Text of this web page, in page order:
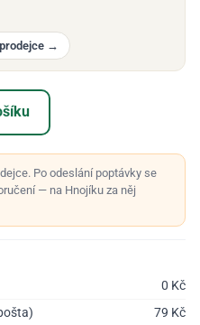
→
Po odeslání poptávky se
— na Hnojíku za něj
0 Kč
79 Kč